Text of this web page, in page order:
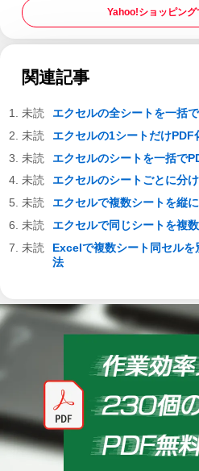
Yahoo!ショッピング
関連記事
エクセルの全シートを一括
エクセルの1シートだけPDF
エクセルのシートを一括で
エクセルのシートごとに分
エクセルで複数シートを縦
エクセルで同じシートを複
Excelで複数シート同セル
法